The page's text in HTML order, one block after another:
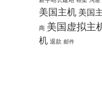
美国主机 美国
商 美国虚拟主
机 退款 邮件